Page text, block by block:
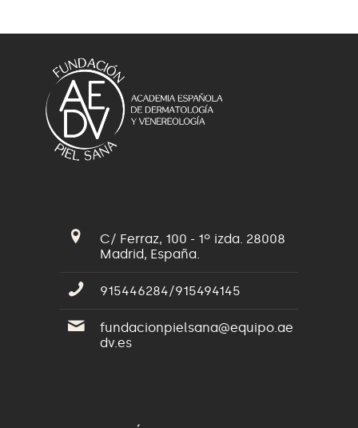
C/ Ferraz, 100 - 1º izda. 28008
Madrid, España.
915446284/915494145
fundacionpielsana@equipo.ae
dv.es